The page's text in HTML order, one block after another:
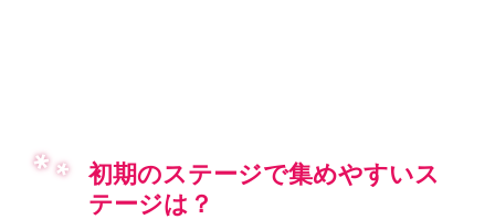
初期のステージで集めやすいス
テージは？